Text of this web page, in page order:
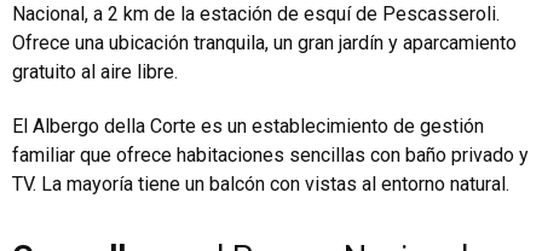
Nacional, a 2 km de la estación de esquí de Pescasseroli.
Ofrece una ubicación tranquila, un gran jardín y aparcamiento
gratuito al aire libre.
El Albergo della Corte es un establecimiento de gestión
familiar que ofrece habitaciones sencillas con baño privado y
TV. La mayoría tiene un balcón con vistas al entorno natural.